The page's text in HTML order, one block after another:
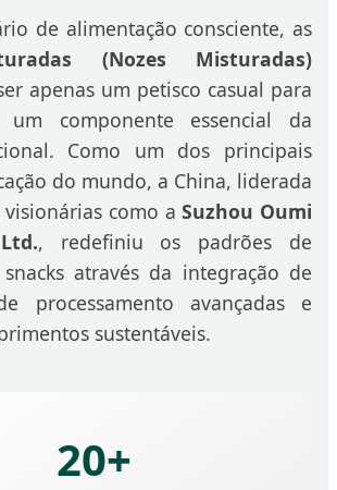
de alimentação consciente, as
(Nozes Misturadas)
apenas um petisco casual para
componente essencial da
Como um dos principais
do mundo, a China, liderada
visionárias como aSuzhou Oumi
, redefiniu os padrões de
através da integração de
processamento avançadas e
sustentáveis.
20+